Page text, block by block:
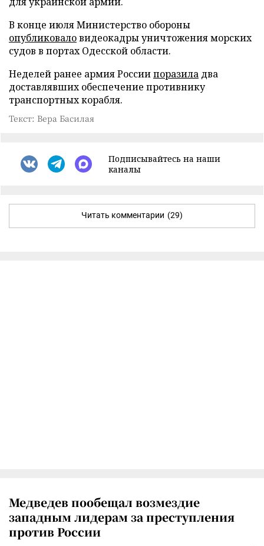
В конце июля Министерство обороны
опубликоваловидеокадры уничтожения морских
судов в портах Одесской области.
Неделей ранее армия Россиипоразила два
доставлявших обеспечение противнику
транспортных корабля.
Текст: Вера Басилая
Подписывайтесь на наши
каналы
Читать комментарии (29)
Медведев пообещал возмездие
западным лидерам за преступления
против России